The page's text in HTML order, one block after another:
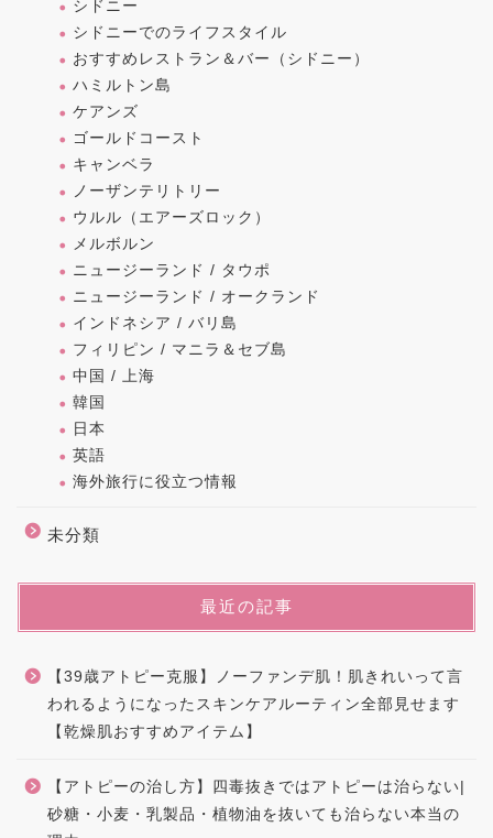
シドニー
シドニーでのライフスタイル
おすすめレストラン＆バー（シドニー）
ハミルトン島
ケアンズ
ゴールドコースト
キャンベラ
ノーザンテリトリー
ウルル（エアーズロック）
メルボルン
ニュージーランド / タウポ
ニュージーランド / オークランド
インドネシア / バリ島
フィリピン / マニラ＆セブ島
中国 / 上海
韓国
日本
英語
海外旅行に役立つ情報
未分類
最近の記事
【39歳アトピー克服】ノーファンデ肌！肌きれいって言
われるようになったスキンケアルーティン全部見せます
【乾燥肌おすすめアイテム】
【アトピーの治し方】四毒抜きではアトピーは治らない|
砂糖・小麦・乳製品・植物油を抜いても治らない本当の